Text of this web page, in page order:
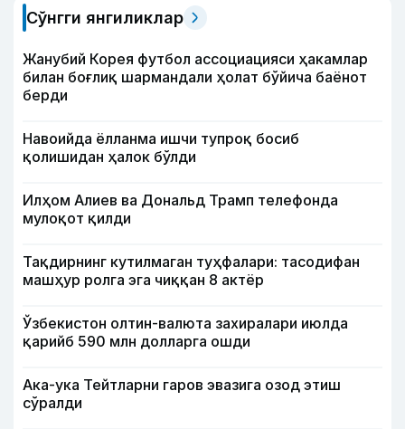
Сўнгги янгиликлар
Жанубий Корея футбол ассоциацияси ҳакамлар
билан боғлиқ шармандали ҳолат бўйича баёнот
берди
Навоийда ёлланма ишчи тупроқ босиб
қолишидан ҳалок бўлди
Илҳом Алиев ва Дональд Трамп телефонда
мулоқот қилди
Тақдирнинг кутилмаган туҳфалари: тасодифан
машҳур ролга эга чиққан 8 актёр
Ўзбекистон олтин-валюта захиралари июлда
қарийб 590 млн долларга ошди
Ака-ука Тейтларни гаров эвазига озод этиш
сўралди